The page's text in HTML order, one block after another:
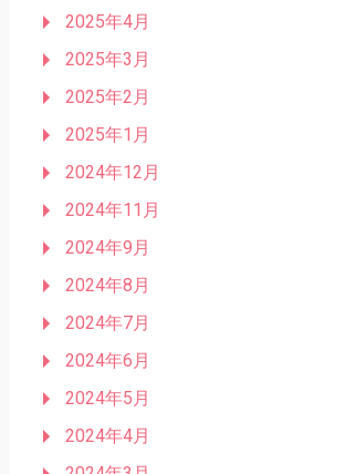
2025年4月
2025年3月
2025年2月
2025年1月
2024年12月
2024年11月
2024年9月
2024年8月
2024年7月
2024年6月
2024年5月
2024年4月